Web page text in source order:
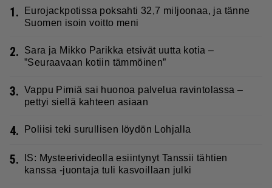
1.
Eurojackpotissa poksahti 32,7 miljoonaa, ja tänne
Suomen isoin voitto meni
2.
Sara ja Mikko Parikka etsivät uutta kotia –
”Seuraavaan kotiin tämmöinen”
3. Vappu Pimiä sai huonoa palvelua ravintolassa –
pettyi siellä kahteen asiaan
4. Poliisi teki surullisen löydön Lohjalla
5.
IS: Mysteerivideolla esiintynyt Tanssii tähtien
kanssa -juontaja tuli kasvoillaan julki